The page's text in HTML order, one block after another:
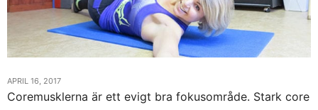
APRIL 16, 2017
Coremusklerna är ett evigt bra fokusområde. Stark core